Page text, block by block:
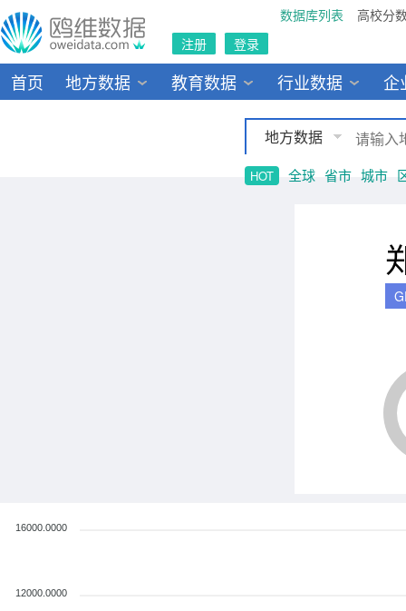
数据库列表
高校分
注册
登录
首页 地方数据 教育数据 行业数据 企
地方数据
HOT 全球 省市 城市
16000.0000
12000.0000